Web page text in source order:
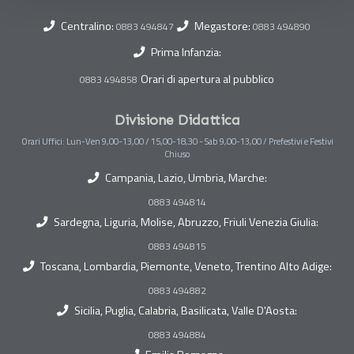
Centralino: 0883 494847 Megastore: 0883 494890
Prima Infanzia:
0883 494858 Orari di apertura al pubblico
Divisione Didattica
Orari Uffici: Lun-Ven 9,00-13,00 / 15,00-18,30 - Sab 9,00-13,00 / Prefestivi e Festivi
Chiuso
Campania, Lazio, Umbria, Marche:
0883 494814
Sardegna, Liguria, Molise, Abruzzo, Friuli Venezia Giulia:
0883 494815
Toscana, Lombardia, Piemonte, Veneto, Trentino Alto Adige:
0883 494882
Sicilia, Puglia, Calabria, Basilicata, Valle D'Aosta:
0883 494884